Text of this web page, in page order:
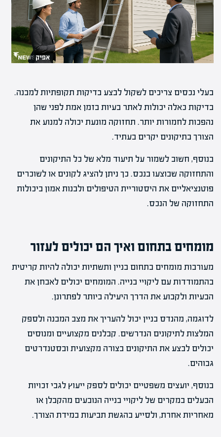
בעלי נכסים צריכים לשקול לבצע בדיקות תקופתיות למבנה.
בדיקות כאלה יכולות לאתר בעיות בזמן אמת לפני שהן
נהפכות לחמורות יותר. תחזוקה מונעת יכולה למנוע את
הצורך בתיקונים יקרים בעתיד.
בנוסף, חשוב לשמור על תיעוד מלא של כל התיקונים
והתחזוקה שבוצעו בנכס. כך ניתן להציג לקונים או לשוכרים
פוטנציאליים את היסטוריית הטיפולים ולבנות אמון ביכולות
התחזוקה של הנכס.
מומחים בתחום ואיך הם יכולים לעזור
מעורבות מומחים בתחום בניין ותשתיות יכולה להיות קריטית
בהתמודדות עם ליקויי בנייה. המומחים יכולים לאבחן את
הבעיות ולקבוע את הדרך היעילה ביותר לפתרונן.
לדוגמה, מהנדס בניין יכול להעריך את מצב המבנה ולספק
המלצות לתיקונים הנדרשים. קבלנים מקצועיים ומנוסים
יכולים לבצע את התיקונים בצורה מקצועית ובסטנדרטים
גבוהים.
בנוסף, יועצים משפטיים יכולים לספק ייעוץ לגבי זכויות
הבעלים במקרים של ליקויי בנייה הנובעים מהקבלן או
מאחריות אחרת, ולסייע בהגשת תביעות במידת הצורך.